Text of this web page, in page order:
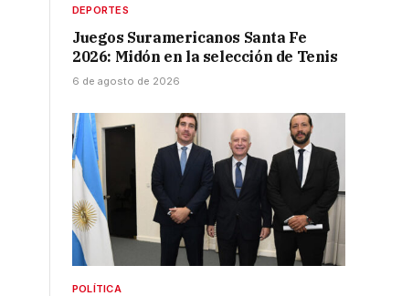
DEPORTES
Juegos Suramericanos Santa Fe
2026: Midón en la selección de Tenis
6 de agosto de 2026
POLÍTICA